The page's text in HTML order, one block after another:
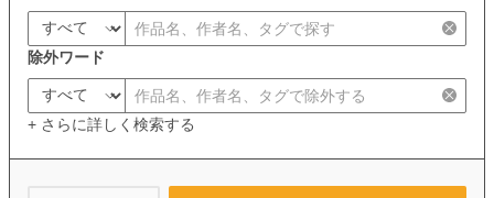
除外ワード
+ さらに詳しく検索する